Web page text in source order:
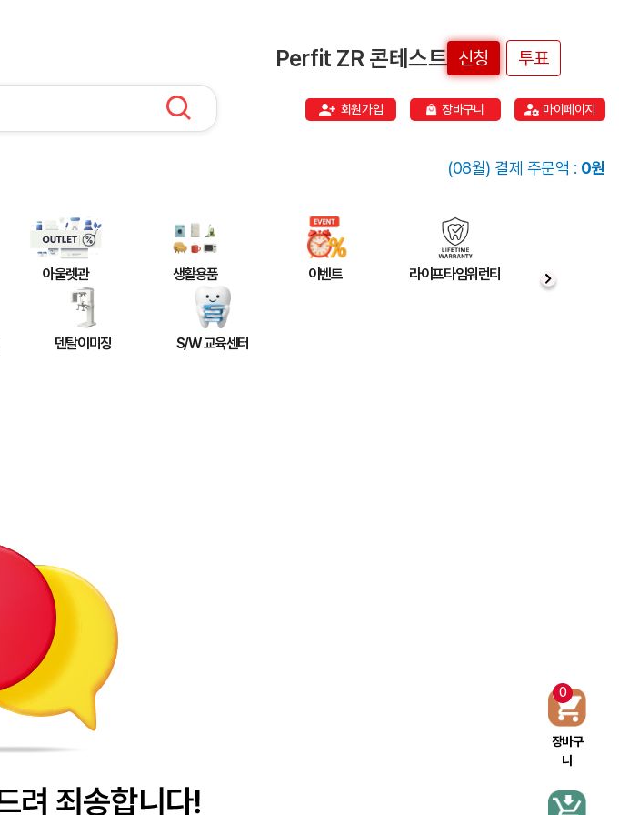
Perfit ZR 콘테스트 신청 투표
회원가입 장바구니 마이페이지
(08월) 결제 주문액 : 0원
아울렛관 생활용품 이벤트 라이프타임워런티
덴탈이미징 S/W 교육센터
0
장바구
니